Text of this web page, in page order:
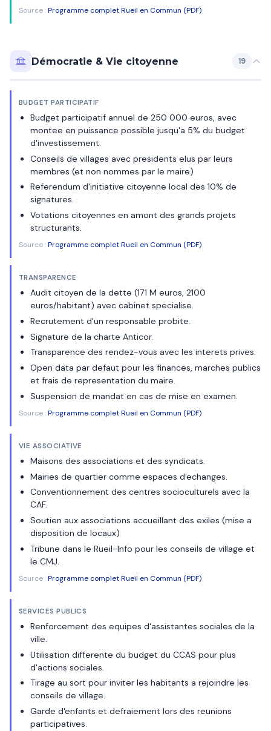
Source :Programme complet Rueil en Commun (PDF)
Démocratie & Vie citoyenne 19
BUDGET PARTICIPATIF
Budget participatif annuel de 250 000 euros, avec
montee en puissance possible jusqu'a 5% du budget
d'investissement.
Conseils de villages avec presidents elus par leurs
membres (et non nommes par le maire)
Referendum d'initiative citoyenne local des 10% de
signatures.
Votations citoyennes en amont des grands projets
structurants.
Source :Programme complet Rueil en Commun (PDF)
TRANSPARENCE
Audit citoyen de la dette (171 M euros, 2100
euros/habitant) avec cabinet specialise.
Recrutement d'un responsable probite.
Signature de la charte Anticor.
Transparence des rendez-vous avec les interets prives.
Open data par defaut pour les finances, marches publics
et frais de representation du maire.
Suspension de mandat en cas de mise en examen.
Source :Programme complet Rueil en Commun (PDF)
VIE ASSOCIATIVE
Maisons des associations et des syndicats.
Mairies de quartier comme espaces d'echanges.
Conventionnement des centres socioculturels avec la
CAF.
Soutien aux associations accueillant des exiles (mise a
disposition de locaux)
Tribune dans le Rueil-Info pour les conseils de village et
le CMJ.
Source :Programme complet Rueil en Commun (PDF)
SERVICES PUBLICS
Renforcement des equipes d'assistantes sociales de la
ville.
Utilisation differente du budget du CCAS pour plus
d'actions sociales.
Tirage au sort pour inviter les habitants a rejoindre les
conseils de village.
Garde d'enfants et defraiement lors des reunions
participatives.